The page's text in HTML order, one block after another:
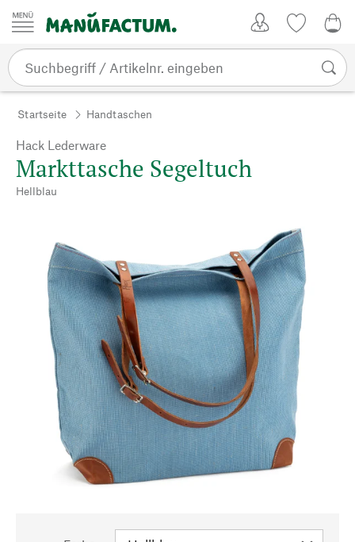
Zum Inhalt springen
Startseite Handtaschen
Hack Lederware
Markttasche Segeltuch
Hellblau